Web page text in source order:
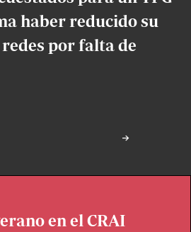
haber reducido su
por falta de
en el CRAI